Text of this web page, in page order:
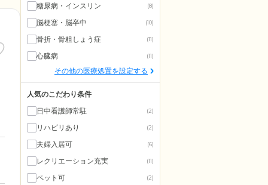
糖尿病・インスリン (8)
脳梗塞・脳卒中 (10)
骨折・骨粗しょう症 (11)
心臓病 (11)
その他の医療処置を設定する
人気のこだわり条件
日中看護師常駐
(2)
リハビリあり (2)
夫婦入居可 (6)
レクリエーション充実 (11)
ペット可 (2)